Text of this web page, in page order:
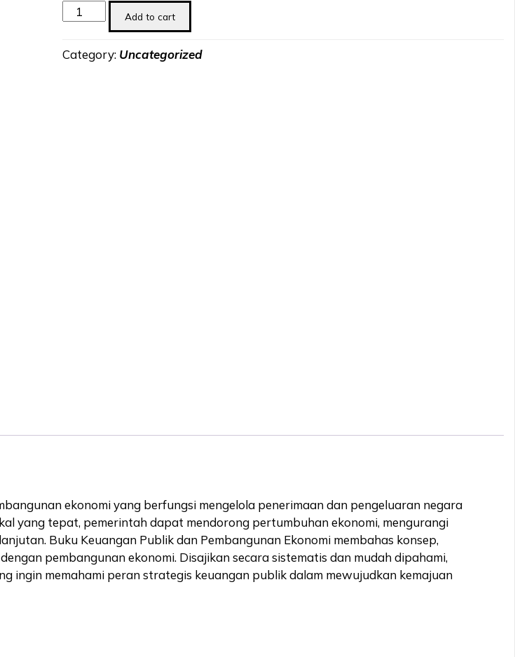
KEUANGAN
PUBLIK
PEMBANGUNAN
Add to cart
Category: Uncategorized
ekonomi yang berfungsi mengelola penerimaan dan pengeluaran negara
yang tepat, pemerintah dapat mendorong pertumbuhan ekonomi, mengurangi
Buku Keuangan Publik dan Pembangunan Ekonomi membahas konsep,
pembangunan ekonomi. Disajikan secara sistematis dan mudah dipahami,
ingin memahami peran strategis keuangan publik dalam mewujudkan kemajuan